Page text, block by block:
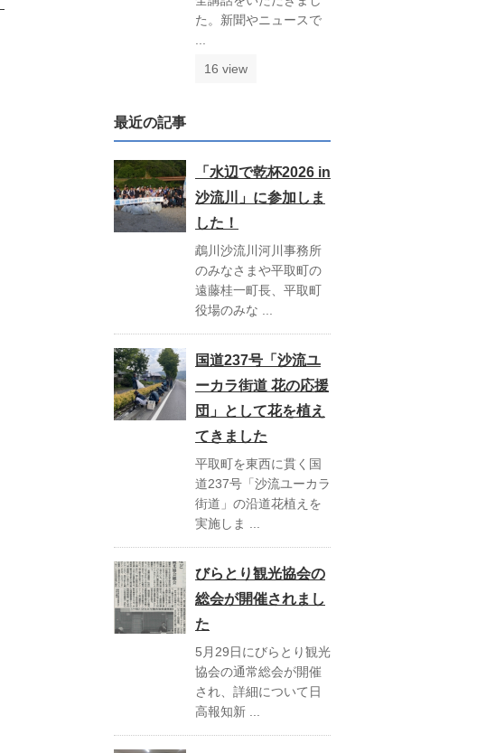
た。新聞やニュースで
16 view
最近の記事
「水辺で乾杯2026 in
沙流川」に参加しま
した！
鵡川沙流川河川事務所
のみなさまや平取町の
遠藤桂一町長、平取町
役場のみな ...
国道237号「沙流ユ
ーカラ街道 花の応援
団」として花を植え
てきました
平取町を東西に貫く国
道237号「沙流ユーカラ
街道」の沿道花植えを
実施しま ...
びらとり観光協会の
総会が開催されまし
た
5月29日にびらとり観光
協会の通常総会が開催
され、詳細について日
高報知新 ...